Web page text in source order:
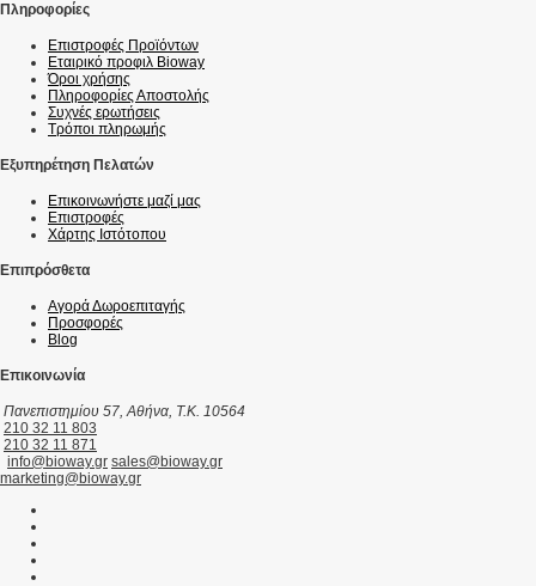
Πληροφορίες
Επιστροφές Προϊόντων
Εταιρικό προφιλ Bioway
Όροι χρήσης
Πληροφορίες Αποστολής
Συχνές ερωτήσεις
Τρόποι πληρωμής
Εξυπηρέτηση Πελατών
Επικοινωνήστε μαζί μας
Επιστροφές
Χάρτης Ιστότοπου
Επιπρόσθετα
Αγορά Δωροεπιταγής
Προσφορές
Blog
Επικοινωνία
Πανεπιστημίου 57, Αθήνα, T.K. 10564
210 32 11 803
210 32 11 871
info@bioway.gr sales@bioway.gr
marketing@bioway.gr